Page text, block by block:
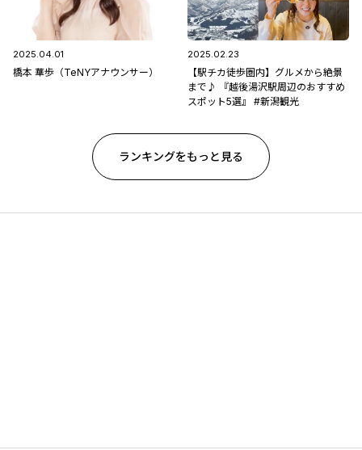
2025.04.01
橋本 華歩（TeNYアナウンサー）
2025.02.23
【駅チカ徒歩圏内】グルメから絶景
まで♪ 『越後湯沢駅周辺のおすすめ
スポット5選』 #新潟観光
ランキングをもっと見る